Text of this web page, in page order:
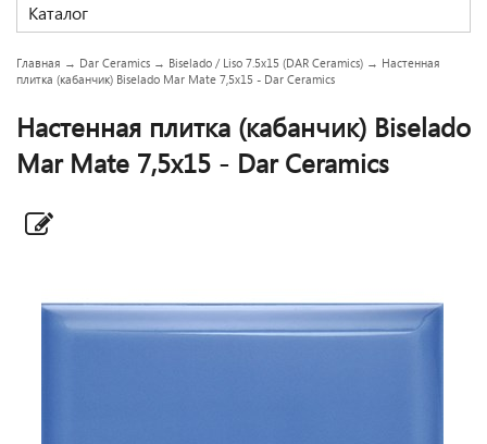
Каталог
Главная → Dar Ceramics → Biselado / Liso 7.5x15 (DAR Ceramics) → Настенная
плитка (кабанчик) Biselado Mar Mate 7,5x15 - Dar Ceramics
Настенная плитка (кабанчик) Biselado
Mar Mate 7,5x15 - Dar Ceramics